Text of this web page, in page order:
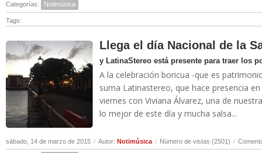
Categorías: Notimúsica
Tags:
Llega el día Nacional de la
y LatinaStereo está presente para traer los
A la celebración boricua -que es
suma Latinastereo, que hace presencia
viernes con Viviana Álvarez, una de
lo mejor de este día y mucha salsa...
sábado, 14 de marzo de 2015 / Autor: Notimúsica / Número de vistas (2501) /